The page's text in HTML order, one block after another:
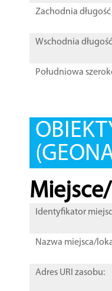
Zachodnia
Wschodnia
Południowa
Identyfikator
Nazwa miejsca/
Adres URI zasobu: